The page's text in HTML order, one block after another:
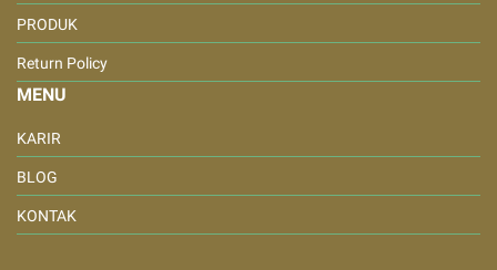
PRODUK
Return Policy
MENU
KARIR
BLOG
KONTAK